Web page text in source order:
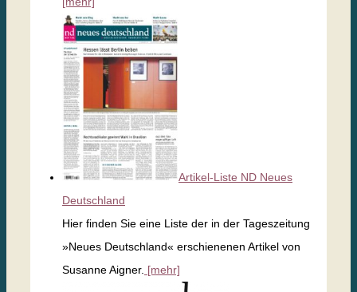
Artikel-Liste ND Neues
Deutschland
Hier finden Sie eine Liste der in der Tageszeitung
»Neues Deutschland« erschienenen Artikel von
Susanne Aigner. [mehr]